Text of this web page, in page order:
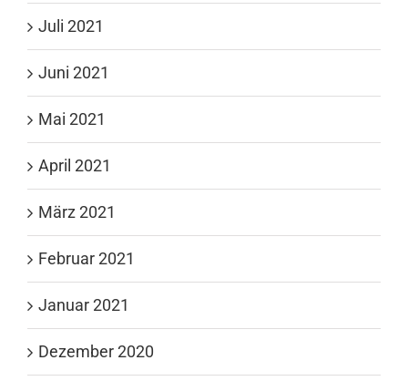
Juli 2021
Juni 2021
Mai 2021
April 2021
März 2021
Februar 2021
Januar 2021
Dezember 2020